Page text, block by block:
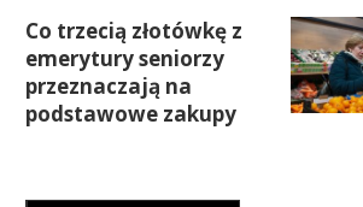
Co trzecią złotówkę z
emerytury seniorzy
przeznaczają na
podstawowe zakupy